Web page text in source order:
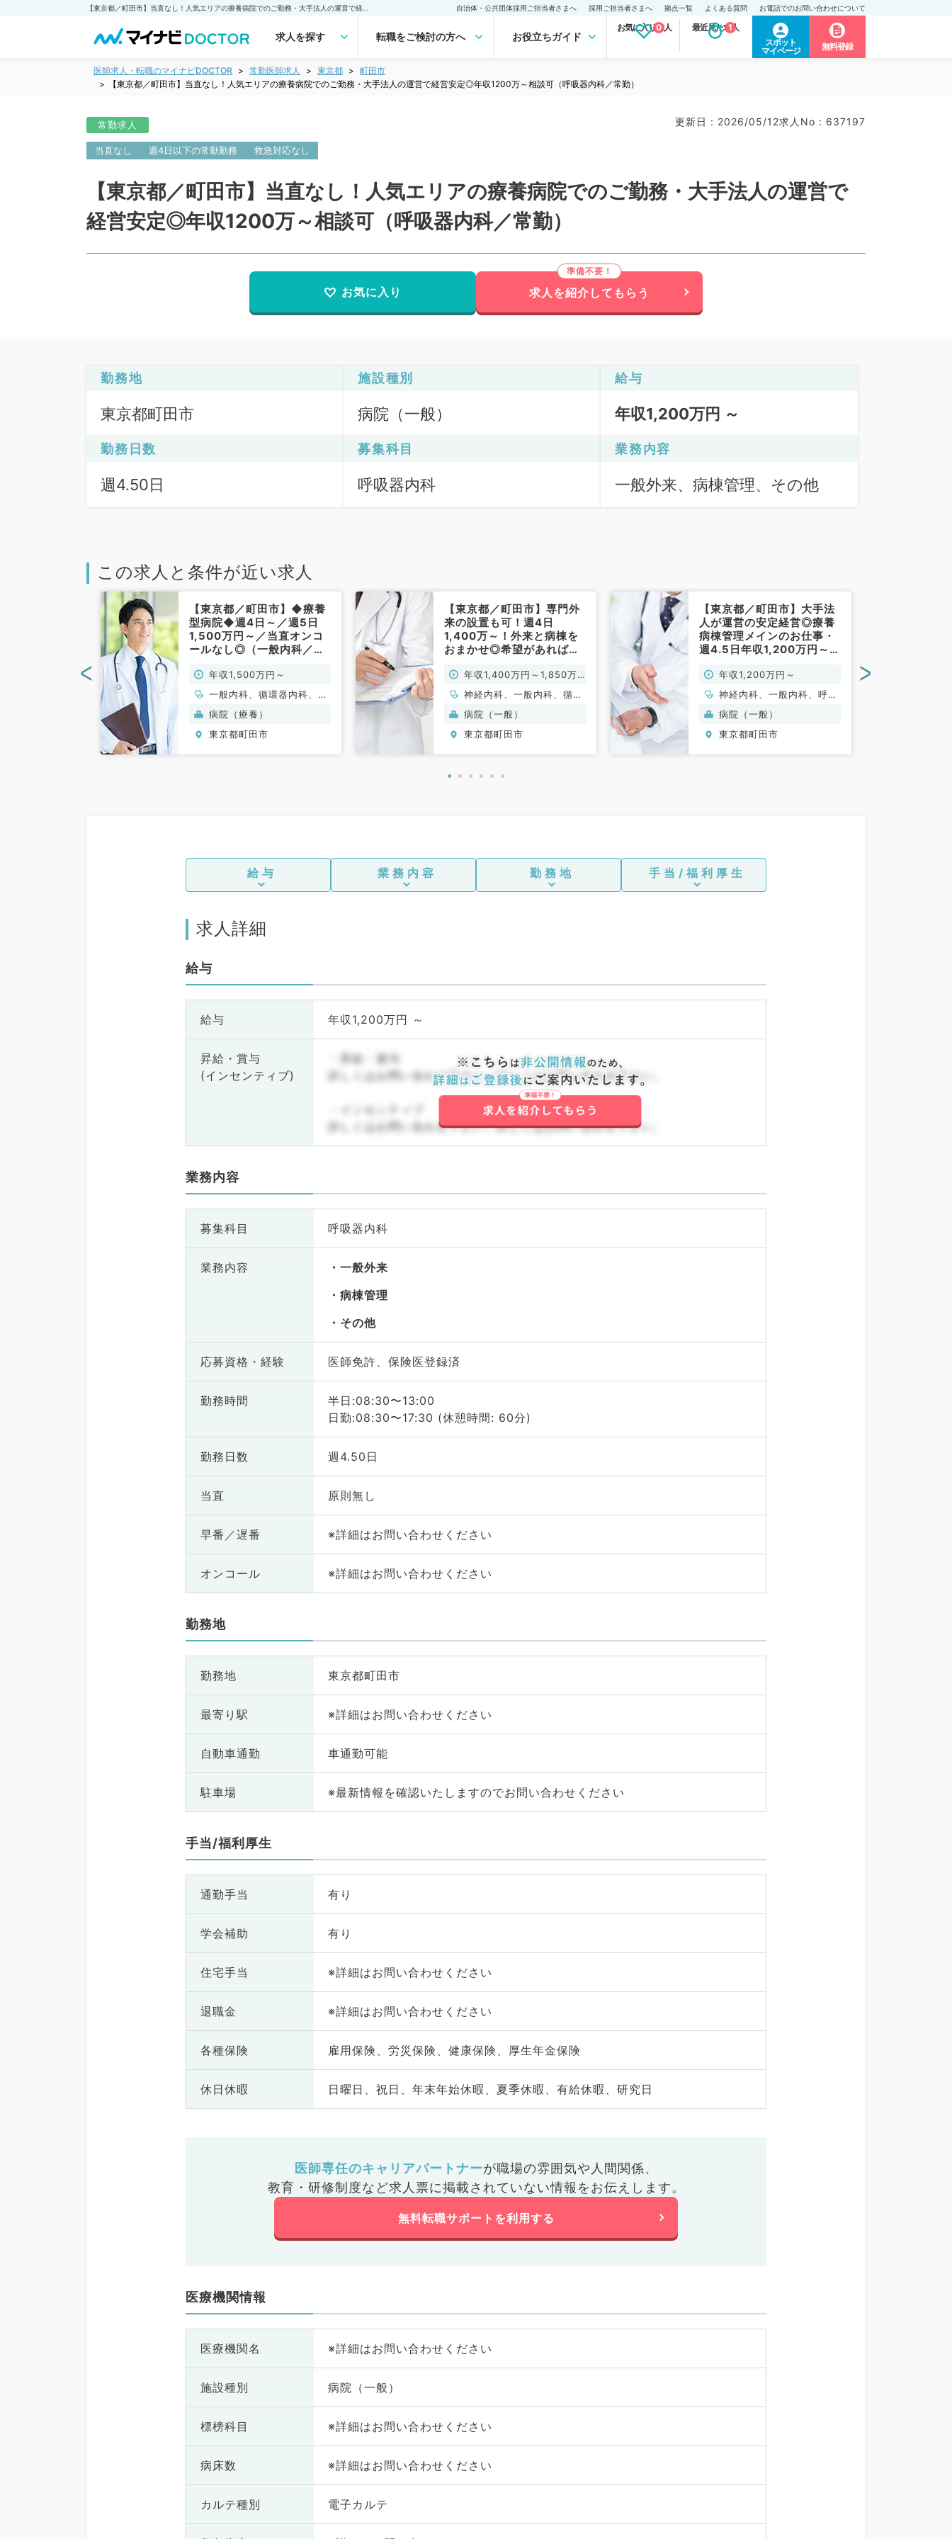
自治体・公共団体採用ご担当者さまへ 採用ご担当者さまへ 拠点一覧 よくある質問 お電話でのお問い合わせについて
求人を探す 転職をご検討の方へ お役立ちガイド
お気に入り求人
0 最近見た求人
1
スポット
マイページ
無料登録
医師求人・転職のマイナビDOCTOR 常勤医師求人 東京都
町田市
【東京都／町田市】当直なし！人気エリアの療養病院でのご勤務・大手法人の運営で経営安定◎年収1200万～相談可（呼吸器内科／常勤）
常勤求人 更新日 : 2026/05/12求人No : 637197
当直なし 週4日以下の常勤勤務 救急対応なし
【東京都／町田市】当直なし！人気エリアの療養病院でのご勤務・大手法人の運営で
経営安定◎年収1200万～相談可（呼吸器内科／常勤）
お気に入り 求人を紹介してもらう
勤務地
東京都町田市
施設種別
病院（一般）
給与
年収1,200万円 ～
勤務日数
週4.50日
募集科目
呼吸器内科
業務内容
一般外来、病棟管理、その他
この求人と条件が近い求人
【東京都／町田市】◆療養
型病院◆週4日～／週5日
1,500万円～／当直オンコ
ールなし◎（一般内科／常
年収1,500万円～
一般内科、循環器内科、呼
吸器内科、消化器内科、内
分泌・代謝内科、腎臓内
科、老年内科
病院（療養）
東京都町田市
【東京都／町田市】専門外
来の設置も可！週4日
1,400万～！外来と病棟を
おまかせ◎希望があれば専
せ（一般内科、循環器内
科、呼吸器内科、内分泌・
代謝内科、神経内科／常
勤）
年収1,400万円～1,850万
円
神経内科、一般内科、循環
器内科、呼吸器内科、内分
泌・代謝内科
病院（一般）
東京都町田市
【東京都／町田市】大手法
人が運営の安定経営◎療養
病棟管理メインのお仕事・
週4.5日年収1,200万円～マ
／常勤）
年収1,200万円～
神経内科、一般内科、呼吸
器内科、腎臓内科、老年内
科
病院（一般）
東京都町田市
< >
給与 業務内容 勤務地 手当/福利厚生
求人詳細
給与
給与 年収1,200万円 ～
昇給・賞与
(インセンティブ)
・昇給・賞与
詳しくはお問い合わせ下さい。詳しくはお問い合わせ下さい。
・インセンティブ
詳しくはお問い合わせ下さい。詳しくはお問い合わせ下さい。
業務内容
募集科目 呼吸器内科
業務内容
一般外来
病棟管理
その他
応募資格・ 経験 医師免許、保険医登録済
勤務時間
半日:08:30〜13:00
日勤:08:30〜17:30 (休憩時間: 60分)
勤務日数 週4.50日
当直 原則無し
早番／遅番 ※詳細はお問い合わせください
オンコール ※詳細はお問い合わせください
勤務地
勤務地 東京都町田市
最寄り駅 ※詳細はお問い合わせください
自動車通勤 車通勤可能
駐車場 ※最新情報を確認いたしますのでお問い合わせください
手当/福利厚生
通勤手当 有り
学会補助 有り
住宅手当 ※詳細はお問い合わせください
退職金 ※詳細はお問い合わせください
各種保険 雇用保険、労災保険、健康保険、厚生年金保険
休日休暇 日曜日、祝日、年末年始休暇、夏季休暇、有給休暇、研究日
医師専任のキャリアパートナーが職場の雰囲気や人間関係、
教育・研修制度など求人票に掲載されていない情報をお伝えします。
無料転職サポートを利用する
医療機関情報
医療機関名 ※詳細はお問い合わせください
施設種別 病院（一般）
標榜科目 ※詳細はお問い合わせください
病床数 ※詳細はお問い合わせください
カルテ種別 電子カルテ